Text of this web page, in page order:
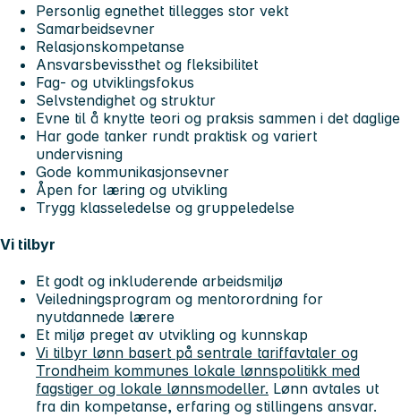
Personlig egnethet tillegges stor vekt
Samarbeidsevner
Relasjonskompetanse
Ansvarsbevissthet og fleksibilitet
Fag- og utviklingsfokus
Selvstendighet og struktur
Evne til å knytte teori og praksis sammen i det daglige
Har gode tanker rundt praktisk og variert
undervisning
Gode kommunikasjonsevner
Åpen for læring og utvikling
Trygg klasseledelse og gruppeledelse
Vi tilbyr
Et godt og inkluderende arbeidsmiljø
Veiledningsprogram og mentorordning for
nyutdannede lærere
Et miljø preget av utvikling og kunnskap
Vi tilbyr lønn basert på sentrale tariffavtaler og
Trondheim kommunes lokale lønnspolitikk med
fagstiger og lokale lønnsmodeller. Lønn avtales ut
fra din kompetanse, erfaring og stillingens ansvar.